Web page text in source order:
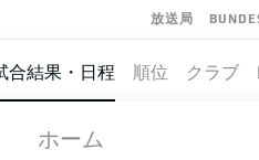
放送局
合結果・日程 順位 クラブ
ホームFREIBURG